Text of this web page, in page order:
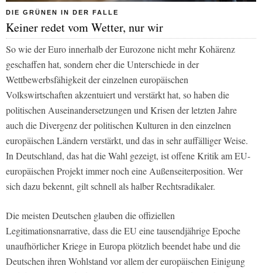
DIE GRÜNEN IN DER FALLE
Keiner redet vom Wetter, nur wir
So wie der Euro innerhalb der Eurozone nicht mehr Kohärenz
geschaffen hat, sondern eher die Unterschiede in der
Wettbewerbsfähigkeit der einzelnen europäischen
Volkswirtschaften akzentuiert und verstärkt hat, so haben die
politischen Auseinandersetzungen und Krisen der letzten Jahre
auch die Divergenz der politischen Kulturen in den einzelnen
europäischen Ländern verstärkt, und das in sehr auffälliger Weise.
In Deutschland, das hat die Wahl gezeigt, ist offene Kritik am EU-
europäischen Projekt immer noch eine Außenseiterposition. Wer
sich dazu bekennt, gilt schnell als halber Rechtsradikaler.
Die meisten Deutschen glauben die offiziellen
Legitimationsnarrative, dass die EU eine tausendjährige Epoche
unaufhörlicher Kriege in Europa plötzlich beendet habe und die
Deutschen ihren Wohlstand vor allem der europäischen Einigung